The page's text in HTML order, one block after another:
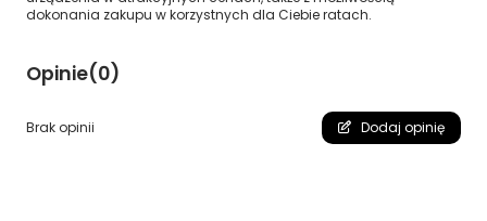
dokonania zakupu w korzystnych dla Ciebie ratach.
Opinie(0)
Brak opinii Dodaj opinię